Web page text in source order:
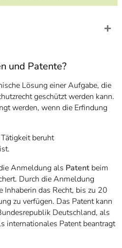
und Patente?
Lösung einer Aufgabe, die
geschützt werden kann.
werden, wenn die Erfindung
beruht
Anmeldung als Patent beim
Durch die Anmeldung
Inhaberin das Recht, bis zu 20
zu verfügen. Das Patent kann
Deutschland, als
internationales Patent beantragt